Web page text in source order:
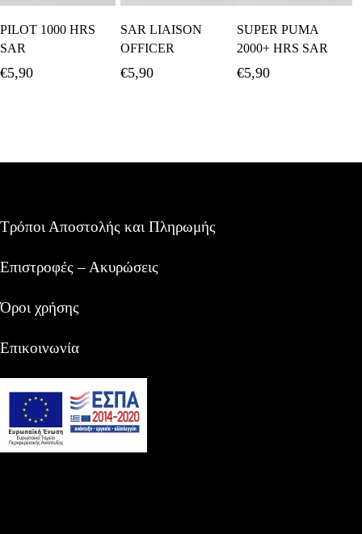
PILOT 1000 HRS
SAR
€5,90
Καλάθι
SAR LIAISON
OFFICER
€5,90
Καλάθι
SUPER PUMA
2000+ HRS SAR
€5,90
Τρόποι Αποστολής και Πληρωμής
Επιστροφές – Ακυρώσεις
Όροι χρήσης
Επικοινωνία